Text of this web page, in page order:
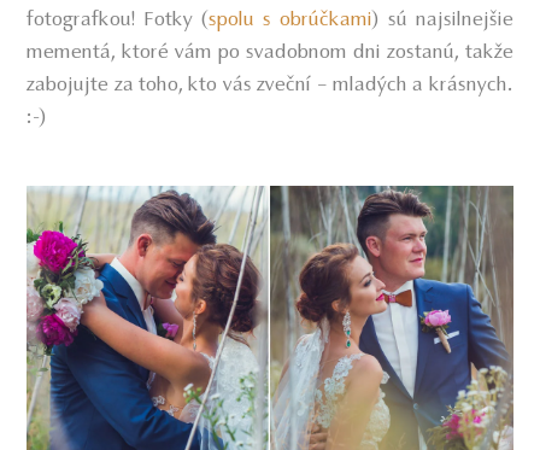
fotografkou! Fotky (spolu s obrúčkami) sú najsilnejšie
mementá, ktoré vám po svadobnom dni zostanú, takže
zabojujte za toho, kto vás zveční – mladých a krásnych.
:-)